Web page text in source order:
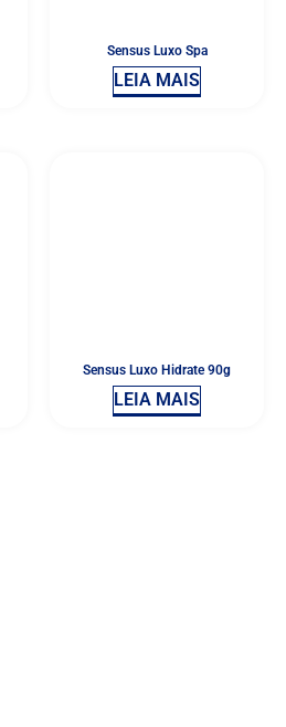
Sensus Luxo Spa
LEIA MAIS
Sensus Luxo Hidrate 90g
LEIA MAIS